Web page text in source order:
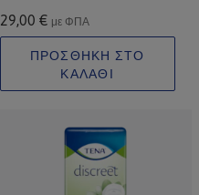
29,00 € με ΦΠΑ
ΠΡΟΣΘΗΚΗ ΣΤΟ
ΚΑΛΑΘΙ